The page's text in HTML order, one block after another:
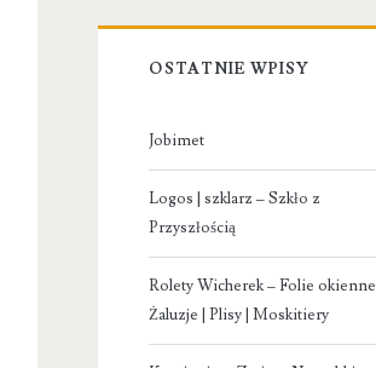
OSTATNIE WPISY
Jobimet
Logos | szklarz – Szkło z
Przyszłością
Rolety Wicherek – Folie okienne |
Żaluzje | Plisy | Moskitiery